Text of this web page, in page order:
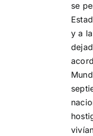
se
y a